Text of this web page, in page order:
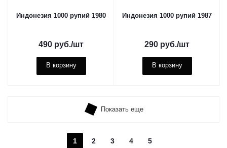
Индонезия 1000 рупий 1980
490 руб./шт
В корзину
Индонезия 1000 рупий 1987
290 руб./шт
В корзину
Показать еще
1 2 3 4 5